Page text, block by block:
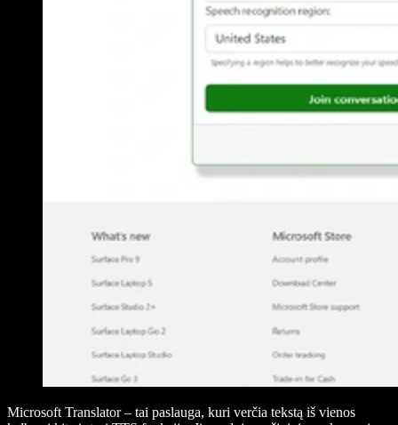
Microsoft Translator – tai paslauga, kuri verčia tekstą iš vienos